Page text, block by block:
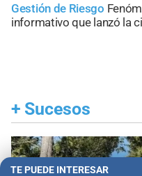
Gestión de Riesgo
informativo que lanzó la
+ Sucesos
TE PUEDE INTERESAR